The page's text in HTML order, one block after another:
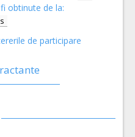
obtinute de la:
de participare